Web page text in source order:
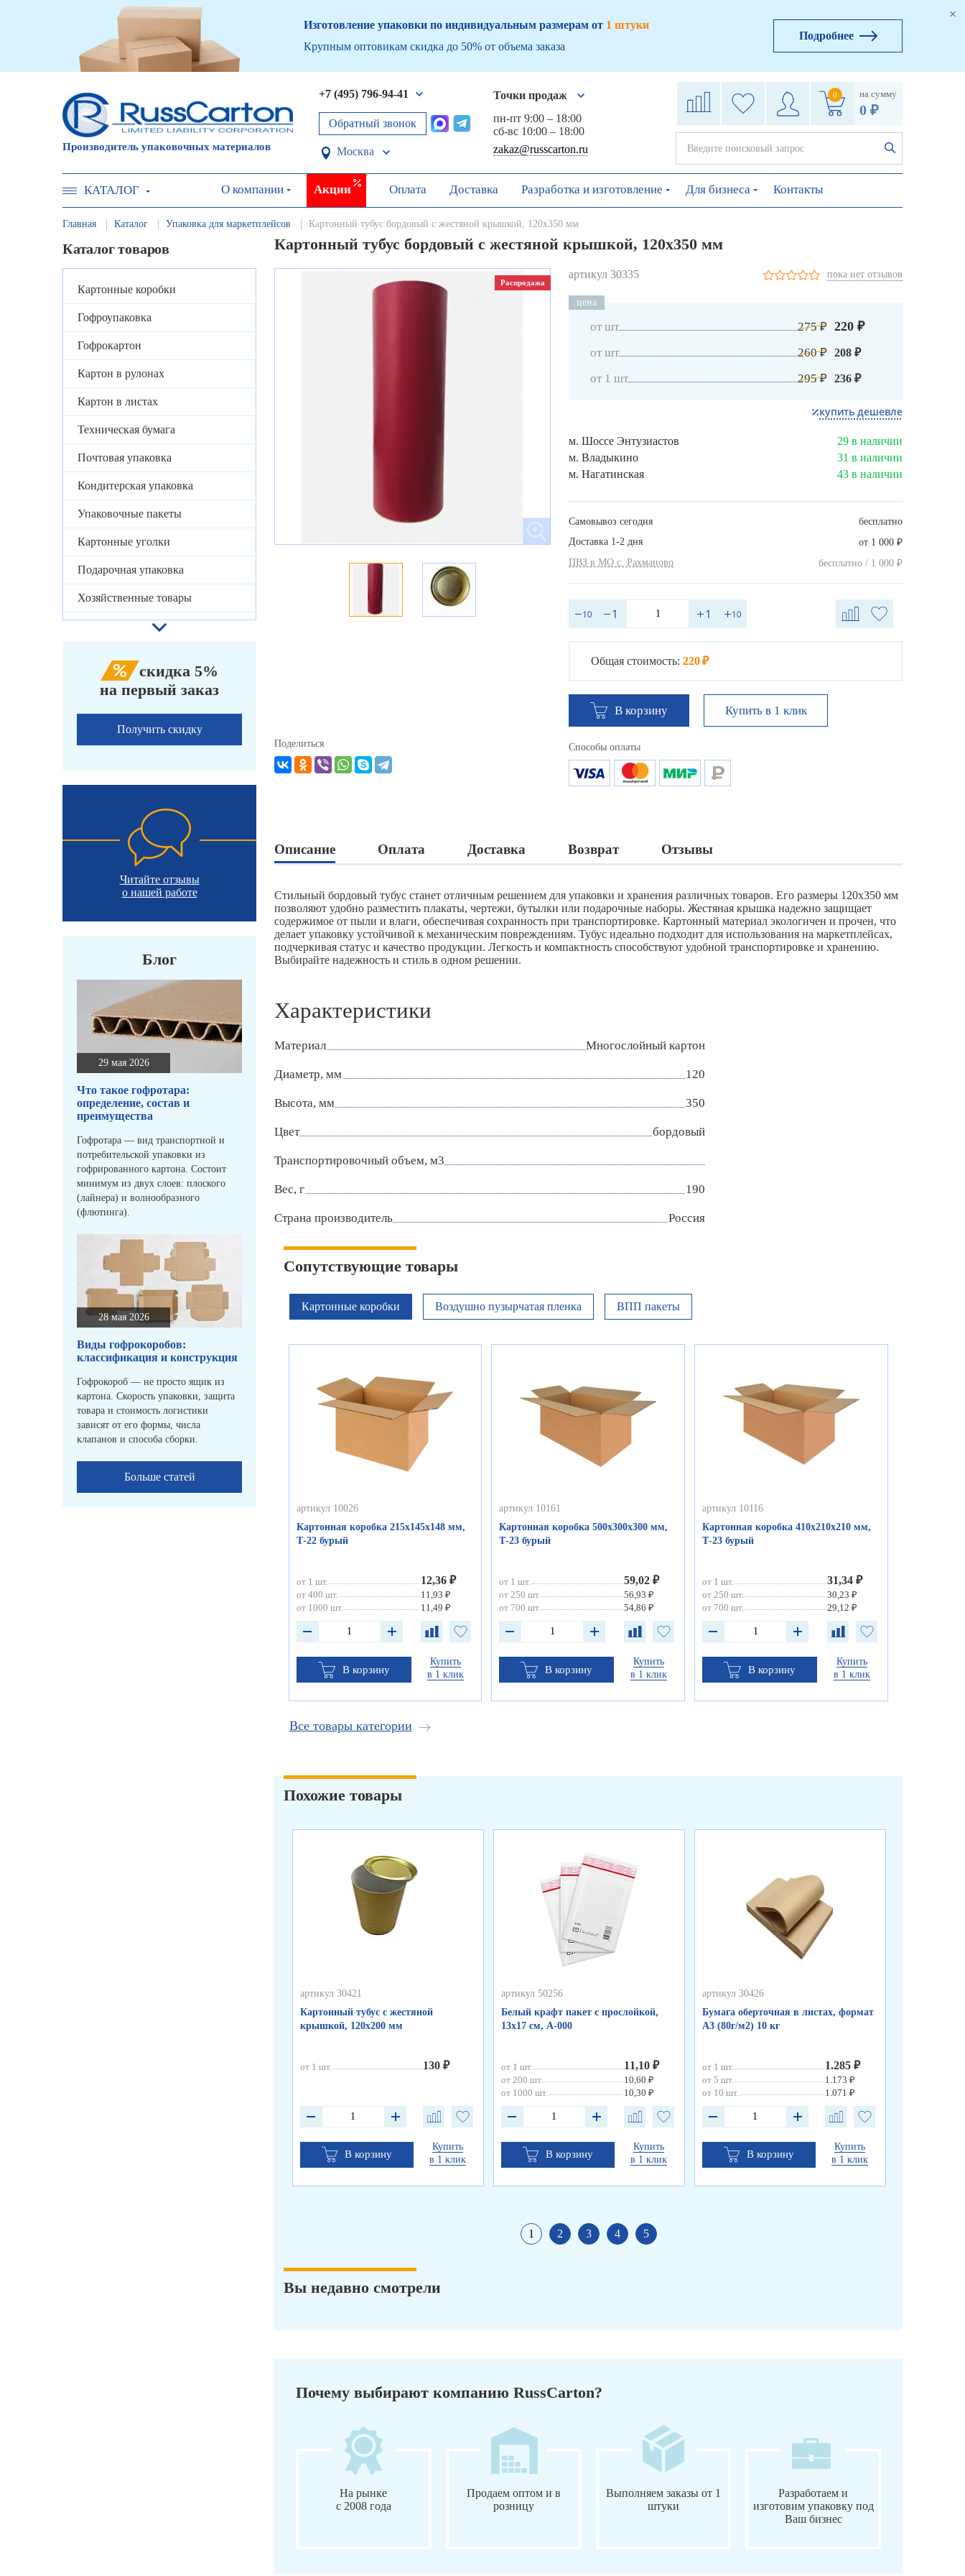
Изготовление упаковки по индивидуальным размерам от 1 штуки
Крупным оптовикам скидка до 50% от объема заказа
Подробнее
Производитель упаковочных материалов
+7 (495) 796-94-41
Обратный звонок
Москва
Точки продаж
пн-пт 9:00 – 18:00
сб-вс 10:00 – 18:00
zakaz@russcarton.ru
0 на сумму
0 ₽
КАТАЛОГ О компании Акции Оплата Доставка Разработка и изготовление Для бизнеса Контакты
Главная Каталог Упаковка для маркетплейсов Картонный тубус бордовый с жестяной крышкой, 120х350 мм
Каталог товаров
Картонные коробки
Гофроупаковка
Гофрокартон
Картон в рулонах
Картон в листах
Техническая бумага
Почтовая упаковка
Кондитерская упаковка
Упаковочные пакеты
Картонные уголки
Подарочная упаковка
Хозяйственные товары
скидка 5%
на первый заказ
Получить скидку
Читайте отзывы
о нашей работе
Блог
29 мая 2026
Что такое гофротара:
определение, состав и
преимущества
Гофротара — вид транспортной и
потребительской упаковки из
гофрированного картона. Состоит
минимум из двух слоев: плоского
(лайнера) и волнообразного
(флютинга).
28 мая 2026
Виды гофрокоробов:
классификация и конструкция
Гофрокороб — не просто ящик из
картона. Скорость упаковки, защита
товара и стоимость логистики
зависят от его формы, числа
клапанов и способа сборки.
Больше статей
Картонный тубус бордовый с жестяной крышкой, 120х350 мм
Распродажа
артикул 30335 пока нет отзывов
цена
от шт 275 ₽ 220 ₽
от шт 260 ₽ 208 ₽
от 1 шт 295 ₽ 236 ₽
купить дешевле
м. Шоссе Энтузиастов
29 в наличии
м. Владыкино
31 в наличии
м. Нагатинская
43 в наличии
Самовывоз сегодня
бесплатно
Доставка 1-2 дня
от 1 000 ₽
ПВЗ в МО с. Рахманово бесплатно / 1 000 ₽
Общая стоимость: 220 ₽
В корзину Купить в 1 клик
Поделиться Способы оплаты
Описание Оплата Доставка Возврат Отзывы
Стильный бордовый тубус станет отличным решением для упаковки и хранения различных товаров. Его размеры 120х350 мм
позволяют удобно разместить плакаты, чертежи, бутылки или подарочные наборы. Жестяная крышка надежно защищает
содержимое от пыли и влаги, обеспечивая сохранность при транспортировке. Картонный материал экологичен и прочен, что
делает упаковку устойчивой к механическим повреждениям. Тубус идеально подходит для использования на маркетплейсах,
подчеркивая статус и качество продукции. Легкость и компактность способствуют удобной транспортировке и хранению.
Выбирайте надежность и стиль в одном решении.
Характеристики
Материал Многослойный картон
Диаметр, мм 120
Высота, мм 350
Цвет бордовый
Транспортировочный объем, м3
Вес, г 190
Страна производитель Россия
Сопутствующие товары
Картонные коробки Воздушно пузырчатая пленка ВПП пакеты
артикул 10026
Картонная коробка 215х145х148 мм,
Т-22 бурый
от 1 шт. 12,36 ₽
от 400 шт.
11,93 ₽
от 1000 шт.
11,49 ₽
В корзину
Купить
в 1 клик
артикул 10161
Картонная коробка 500х300х300 мм,
Т-23 бурый
от 1 шт. 59,02 ₽
от 250 шт.
56,93 ₽
от 700 шт.
54,86 ₽
В корзину
Купить
в 1 клик
артикул 10116
Картонная коробка 410х210х210 мм,
Т-23 бурый
от 1 шт. 31,34 ₽
от 250 шт.
30,23 ₽
от 700 шт.
29,12 ₽
В корзину
Купить
в 1 клик
Все товары категории
Похожие товары
артикул 30421
Картонный тубус с жестяной
крышкой, 120х200 мм
от 1 шт. 130 ₽
В корзину
Купить
в 1 клик
артикул 50256
Белый крафт пакет с прослойкой,
13х17 см, А-000
от 1 шт. 11,10 ₽
от 200 шт.
10,60 ₽
от 1000 шт.
10,30 ₽
В корзину
Купить
в 1 клик
артикул 30426
Бумага оберточная в листах, формат
А3 (80г/м2) 10 кг
от 1 шт. 1.285 ₽
от 5 шт.
1.173 ₽
от 10 шт.
1.071 ₽
В корзину
Купить
в 1 клик
1 2 3 4 5
Вы недавно смотрели
Почему выбирают компанию RussCarton?
На рынке
с 2008 года
Продаем оптом и в
розницу
Выполняем заказы от 1
штуки
Разработаем и
изготовим упаковку под
Ваш бизнес